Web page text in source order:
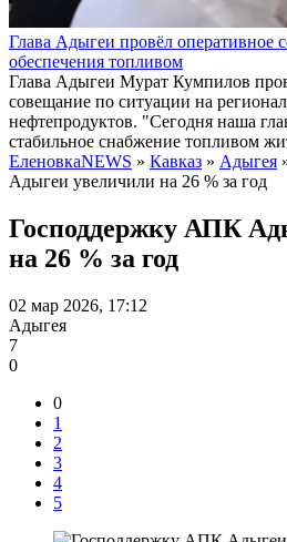
Глава Адыгеи провёл оперативное
обеспечения топливом
Глава Адыгеи Мурат Кумпилов
совещание по ситуации на
нефтепродуктов. "Сегодня наша
стабильное снабжение топливом
ЕленовкаNEWS » Кавказ » Адыгея
Адыгеи увеличили на 26 % за год
Господдержку АПК
на 26 % за год
02 мар 2026, 17:12
Адыгея
7
0
0
1
2
3
4
5